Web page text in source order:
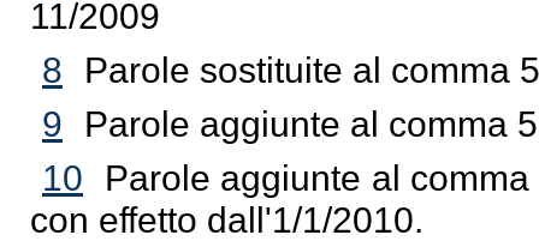
11/2009
8
Parole sostituite al comma
9
Parole aggiunte al comma
10
Parole aggiunte al
con effetto dall'1/1/2010.